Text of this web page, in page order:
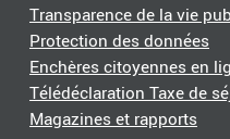
Transparence de la vie
Protection des données
Enchères citoyennes en
Télédéclaration Taxe de
Magazines et rapports